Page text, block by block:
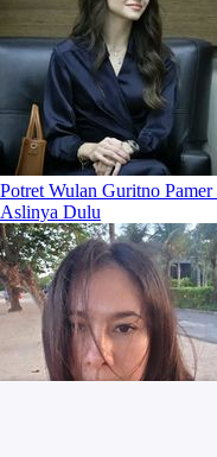
Potret Wulan Guritno
Aslinya Dulu